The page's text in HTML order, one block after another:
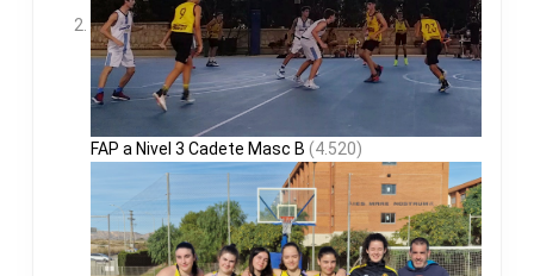
FAP a Nivel 3 Cadete Masc B (4.520)